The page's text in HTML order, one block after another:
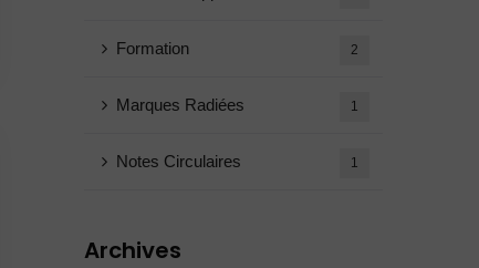
Formation 2
Marques Radiées 1
Notes Circulaires 1
Archives